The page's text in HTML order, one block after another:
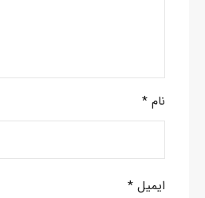
نام *
ایمیل *